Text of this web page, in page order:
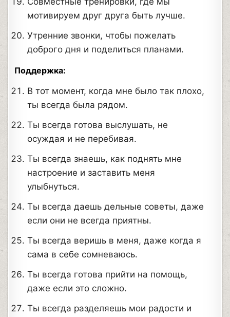
мотивируем друг друга быть лучше.
Утренние звонки, чтобы пожелать
доброго дня и поделиться планами.
Поддержка:
В тот момент, когда мне было так плохо,
ты всегда была рядом.
Ты всегда готова выслушать, не
осуждая и не перебивая.
Ты всегда знаешь, как поднять мне
настроение и заставить меня
улыбнуться.
Ты всегда даешь дельные советы, даже
если они не всегда приятны.
Ты всегда веришь в меня, даже когда я
сама в себе сомневаюсь.
Ты всегда готова прийти на помощь,
даже если это сложно.
Ты всегда разделяешь мои радости и